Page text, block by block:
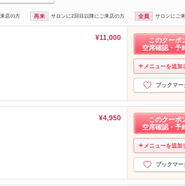
店の方 再来 サロンに2回目以降にご来店の方 全員 サロンにご
¥11,000
このクーポ
空席確認・予
メニューを追加
ブックマー
¥4,950
このクーポ
空席確認・予
メニューを追加
ブックマー